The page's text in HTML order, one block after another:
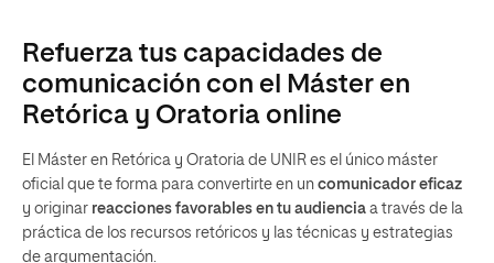
Refuerza tus capacidades de
comunicación con el Máster en
Retórica y Oratoria online
El Máster en Retórica y Oratoria de UNIR es el único máster
oficial que te forma para convertirte en un comunicador eficaz
y originar reacciones favorables en tu audiencia a través de la
práctica de los recursos retóricos y las técnicas y estrategias
de argumentación.